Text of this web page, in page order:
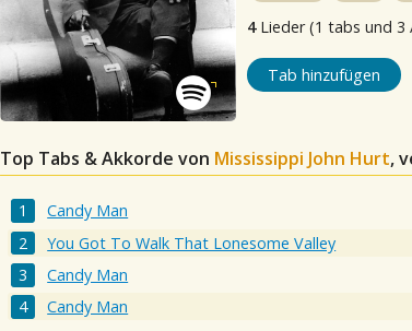
4Lieder (1 tabs und 3
Tab hinzufügen
Top Tabs & Akkorde von Mississippi John Hurt,
Candy Man
You Got To Walk That Lonesome Valley
Candy Man
Candy Man